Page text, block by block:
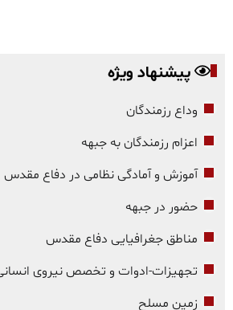
پیشنهاد ویژه
وداع رزمندگان
اعزام رزمندگان به جبهه
آموزش و آمادگی نظامی در دفاع مقدس
حضور در جبهه
مناطق جغرافیایی دفاع مقدس
تجهیزات-ادوات و تخصص نیروی
زمین مسلح